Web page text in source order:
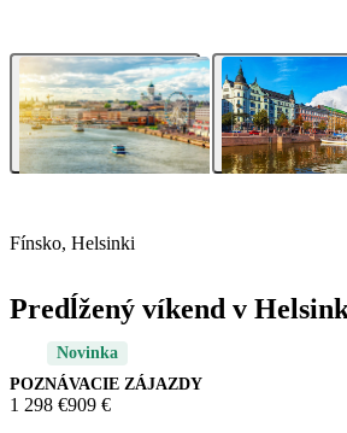
Fínsko, Helsinki
Predĺžený víkend v
Novinka
POZNÁVACIE ZÁJAZDY
1 298 €909 €